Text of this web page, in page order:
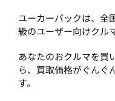
ユーカーパックは、全
級のユーザー向けクル
あなたのおクルマを買
ら、買取価格がぐんぐ
す。